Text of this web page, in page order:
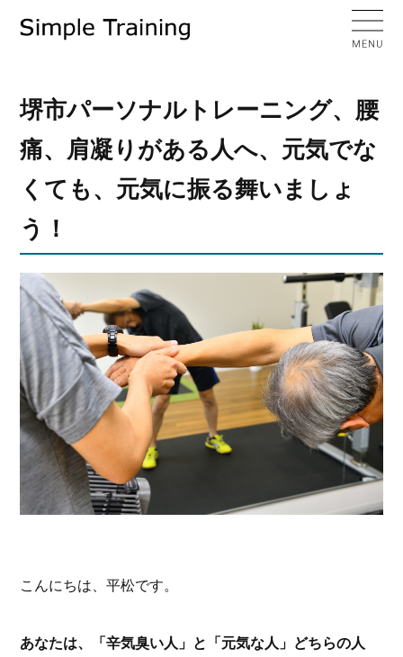
堺市パーソナルトレーニング、腰
痛、肩凝りがある人へ、元気でな
くても、元気に振る舞いましょ
う！
こんにちは、平松です。
あなたは、「辛気臭い人」と「元気な人」どちらの人